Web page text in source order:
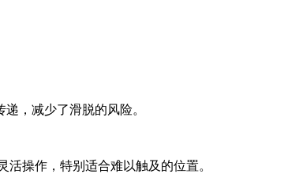
，减少了滑脱的风险。
操作，特别适合难以触及的位置。